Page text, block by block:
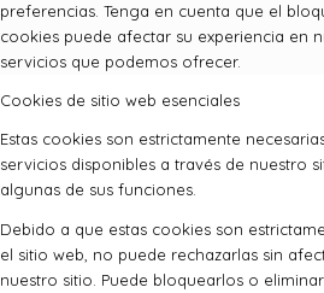
preferencias. Tenga en cuenta que el
cookies puede afectar su experiencia en
servicios que podemos ofrecer.
Cookies de sitio web esenciales
Estas cookies son estrictamente
servicios disponibles a través de nuestro
algunas de sus funciones.
Debido a que estas cookies son
el sitio web, no puede rechazarlas sin
nuestro sitio. Puede bloquearlos o